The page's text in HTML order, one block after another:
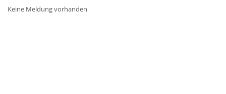
Keine Meldung vorhanden